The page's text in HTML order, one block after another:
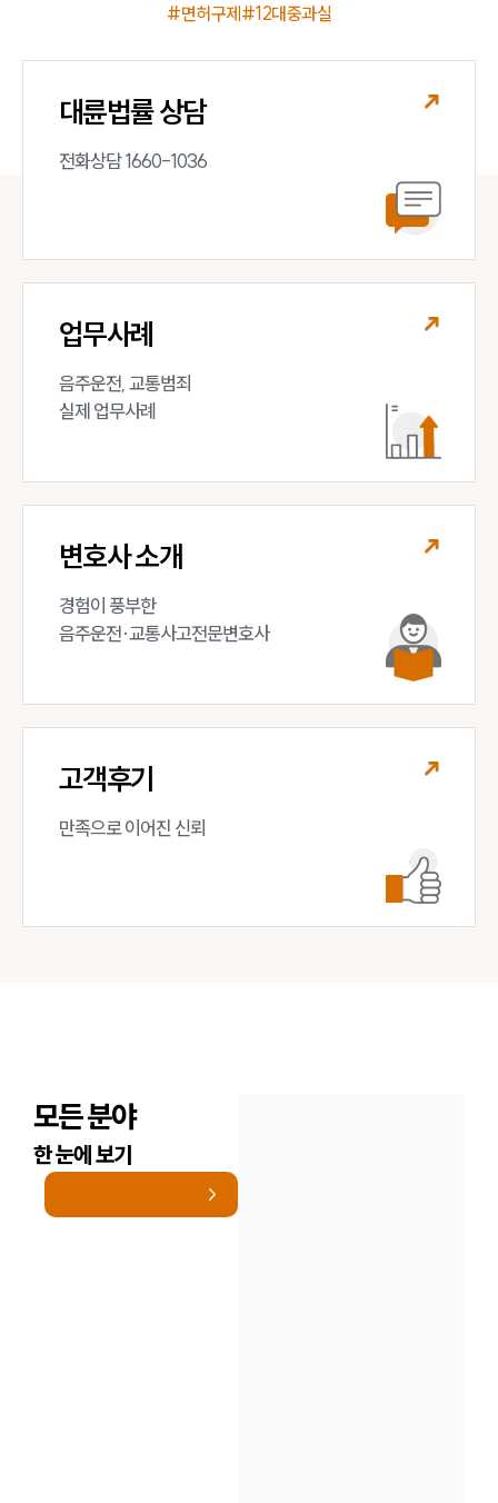
#면허구제 #12대중과실
대륜법률 상담
전화상담 1660-1036
업무사례
음주운전, 교통범죄
실제 업무사례
변호사 소개
경험이 풍부한
음주운전·교통사고전문변호사
고객후기
만족으로 이어진 신뢰
모든 분야
한 눈에 보기